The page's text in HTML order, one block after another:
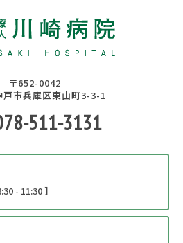
〒652-0042
戸市兵庫区東山町3-3-1
511-3131
- 11:30 】